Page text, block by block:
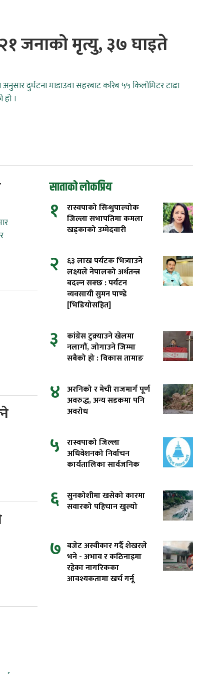
जनाको मृत्यु, ३७ घाइते
दुर्घटना माडाउवा सहरबाट करिब ५५ किलोमिटर टाढा
।
साताको लोकप्रिय
१
रास्वपाको सिन्धुपाल्चोक
जिल्ला सभापतिमा कमला
खड्काको उम्मेदवारी
२
६३ लाख पर्यटक भित्र्याउने
लक्ष्यले नेपालको अर्थतन्त्र
बदल्न सक्छ : पर्यटन
व्यवसायी सुमन पाण्डे
[भिडियोसहित]
३
कांग्रेस टुक्र्याउने खेलमा
नलागौं, जोगाउने जिम्मा
सबैको हो : विकास तामाङ
४ अरनिको र मेची राजमार्ग पूर्ण
अवरुद्ध, अन्य सडकमा पनि
अवरोध
५ रास्वपाको जिल्ला
अधिवेशनको निर्वाचन
कार्यतालिका सार्वजनिक
६ सुनकोशीमा खसेको कारमा
सवारको पहिचान खुल्यो
७ बजेट अस्वीकार गर्दै शेखरले
भने - अभाव र कठिनाइमा
रहेका नागरिकका
आवश्यकतामा खर्च गर्नू